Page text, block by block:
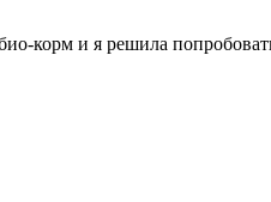
корм и я решила